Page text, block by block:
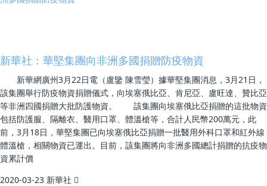
新華社：華堅集團向非洲多國捐贈防疫物資
新華網廣州3月22日電（盧鑒 陳雪瑩）據華堅集團消息，3月21日，
該集團舉行防疫物資捐贈儀式，向埃塞俄比亞、肯尼亞、盧旺達、贊比亞
等非洲四國捐贈大批防護物資。 該集團向埃塞俄比亞捐贈的這批物資
包括防護服、隔離衣、醫用口罩、體溫槍等，合計人民幣200萬元，此
前，3月18日，華堅集團已向埃塞俄比亞捐贈一批醫用外科口罩和紅外線
體溫槍，相關物資已運出。目前，該集團將向非洲多國總計捐贈的抗疫物
資累計價
2020-03-23 新華社